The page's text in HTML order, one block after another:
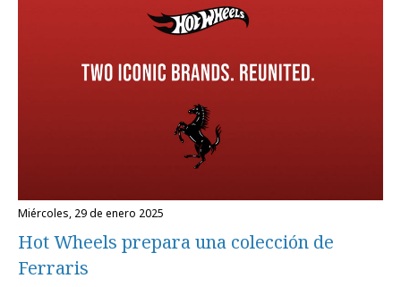
miércoles, 29 de enero 2025
Hot Wheels prepara una colección de
Ferraris